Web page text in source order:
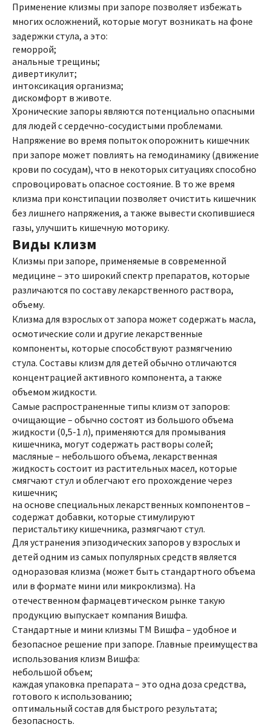
Применение клизмы при запоре позволяет избежать
многих осложнений, которые могут возникать на фоне
задержки стула, а это:
геморрой;
анальные трещины;
дивертикулит;
интоксикация организма;
дискомфорт в животе.
Хронические запоры являются потенциально опасными
для людей с сердечно-сосудистыми проблемами.
Напряжение во время попыток опорожнить кишечник
при запоре может повлиять на гемодинамику (движение
крови по сосудам), что в некоторых ситуациях способно
спровоцировать опасное состояние. В то же время
клизма при констипации позволяет очистить кишечник
без лишнего напряжения, а также вывести скопившиеся
газы, улучшить кишечную моторику.
Виды клизм
Клизмы при запоре, применяемые в современной
медицине – это широкий спектр препаратов, которые
различаются по составу лекарственного раствора,
объему.
Клизма для взрослых от запора может содержать масла,
осмотические соли и другие лекарственные
компоненты, которые способствуют размягчению
стула. Составы клизм для детей обычно отличаются
концентрацией активного компонента, а также
объемом жидкости.
Самые распространенные типы клизм от запоров:
очищающие – обычно состоят из большого объема
жидкости (0,5-1 л), применяются для промывания
кишечника, могут содержать растворы солей;
масляные – небольшого объема, лекарственная
жидкость состоит из растительных масел, которые
смягчают стул и облегчают его прохождение через
кишечник;
на основе специальных лекарственных компонентов –
содержат добавки, которые стимулируют
перистальтику кишечника, размягчают стул.
Для устранения эпизодических запоров у взрослых и
детей одним из самых популярных средств является
одноразовая клизма (может быть стандартного объема
или в формате мини или микроклизма). На
отечественном фармацевтическом рынке такую
продукцию выпускает компания Вишфа.
Стандартные и мини клизмы ТМ Вишфа – удобное и
безопасное решение при запоре. Главные преимущества
использования клизм Вишфа:
небольшой объем;
каждая упаковка препарата – это одна доза средства,
готового к использованию;
оптимальный состав для быстрого результата;
безопасность.